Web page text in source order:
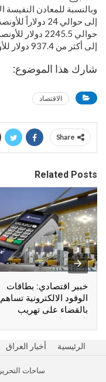
إلى أكثر من 937.4 دولار للأونصة.
شارك هذا الموضوع:
الاقتصاد
Share
Related Posts
خبير اقتصادي: بطاقات
الوقود الالكترونية تساهم
بالقضاء على تهريب
المشتقات
الرئيسية أخبار العراق
ساحات التحرير 2023 - جميع الحقوق محفوظة